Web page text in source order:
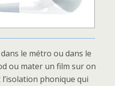
le métro ou dans le
ou mater un film sur on
phonique qui